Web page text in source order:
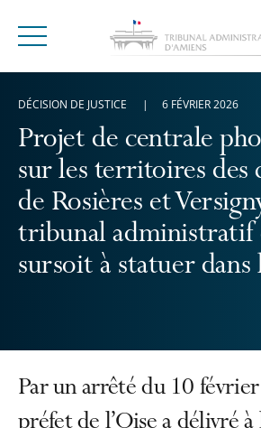
Menu
Projet de centrale
sur les territoires des
de Rosières et
tribunal administratif
sursoit à statuer dans
DÉCISION DE JUSTICE 6 FÉVRIER 2026
Par un arrêté du 10